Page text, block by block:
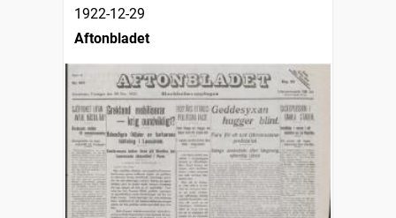
1922-12-29
Aftonbladet